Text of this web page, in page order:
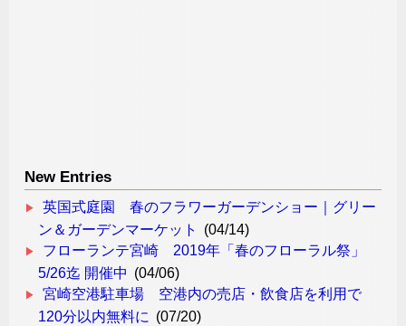
New Entries
英国式庭園 春のフラワーガーデンショー｜グリー
ン＆ガーデンマーケット
(04/14)
フローランテ宮崎 2019年「春のフローラル祭」
5/26迄 開催中 (04/06)
宮崎空港駐車場 空港内の売店・飲食店を利用で
120分以内無料に (07/20)